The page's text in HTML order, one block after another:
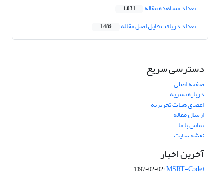
تعداد مشاهده مقاله 1,031
تعداد دریافت فایل اصل مقاله 1,489
دسترسی سریع
صفحه اصلی
درباره نشریه
اعضای هیات تحریریه
ارسال مقاله
تماس با ما
نقشه سایت
آخرین اخبار
(MSRT-Code)
1397-02-02